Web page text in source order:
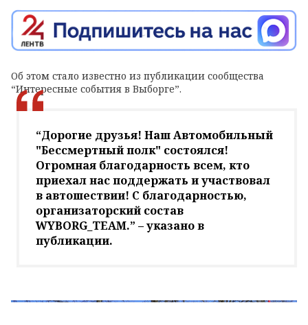
Об этом стало известно из публикации сообщества
“Интересные события в Выборге”.
“Дорогие друзья! Наш Автомобильный
"Бессмертный полк" состоялся!
Огромная благодарность всем, кто
приехал нас поддержать и участвовал
в автошествии! С благодарностью,
организаторский состав
WYBORG_TEAM.” – указано в
публикации.